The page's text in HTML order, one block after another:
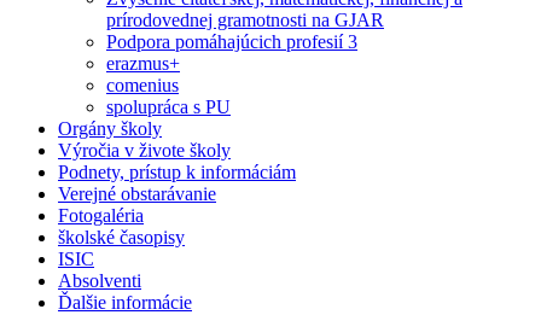
prírodovednej gramotnosti na GJAR
Podpora pomáhajúcich profesií 3
erazmus+
comenius
spolupráca s PU
Orgány školy
Výročia v živote školy
Podnety, prístup k informáciám
Verejné obstarávanie
Fotogaléria
školské časopisy
ISIC
Absolventi
Ďalšie informácie